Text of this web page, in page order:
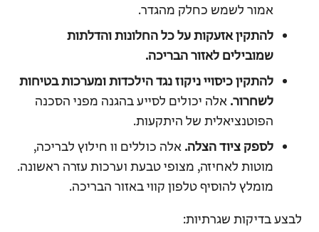
אמור לשמש כחלק מהגדר.
להתקין אזעקות על כל החלונות והדלתות
שמובילים לאזור הבריכה.
להתקין כיסויי ניקוז נגד הילכדות ומערכות בטיחות
לשחרור. אלה יכולים לסייע בהגנה מפני הסכנה
הפוטנציאלית של היתקעות.
לספק ציוד הצלה. אלה כוללים וו חילוץ לבריכה,
מוטות לאחיזה, מצופי טבעת וערכות עזרה ראשונה.
מומלץ להוסיף טלפון קווי באזור הבריכה.
לבצע בדיקות שגרתיות: